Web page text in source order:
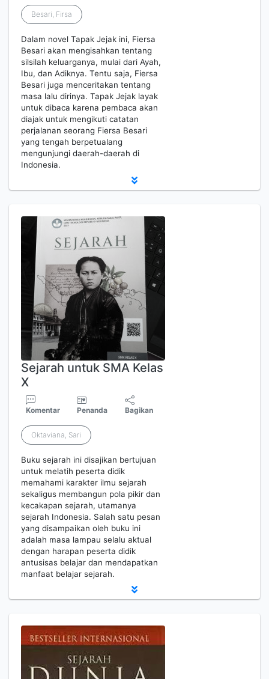
Besari, Firsa
Dalam novel Tapak Jejak ini, Fiersa
Besari akan mengisahkan tentang
silsilah keluarganya, mulai dari Ayah,
Ibu, dan Adiknya. Tentu saja, Fiersa
Besari juga menceritakan tentang
masa lalu dirinya. Tapak Jejak layak
untuk dibaca karena pembaca akan
diajak untuk mengikuti catatan
perjalanan seorang Fiersa Besari
yang tengah berpetualang
mengunjungi daerah-daerah di
Indonesia.
Sejarah untuk SMA Kelas
X
Komentar Penanda Bagikan
Oktaviana, Sari
Buku sejarah ini disajikan bertujuan
untuk melatih peserta didik
memahami karakter ilmu sejarah
sekaligus membangun pola pikir dan
kecakapan sejarah, utamanya
sejarah Indonesia. Salah satu pesan
yang disampaikan oleh buku ini
adalah masa lampau selalu aktual
dengan harapan peserta didik
antusisas belajar dan mendapatkan
manfaat belajar sejarah.